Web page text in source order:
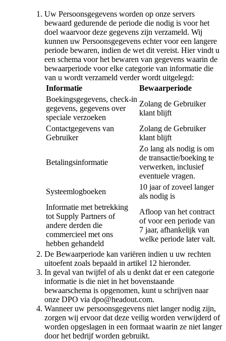
Uw Persoonsgegevens worden op onze servers
bewaard gedurende de periode die nodig is voor het
doel waarvoor deze gegevens zijn verzameld. Wij
kunnen uw Persoonsgegevens echter voor een langere
periode bewaren, indien de wet dit vereist. Hier vindt u
een schema voor het bewaren van gegevens waarin de
bewaarperiode voor elke categorie van informatie die
van u wordt verzameld verder wordt uitgelegd:
Informatie
Bewaarperiode
Boekingsgegevens, check-in
gegevens, gegevens over
speciale verzoeken
Zolang de Gebruiker
klant blijft
Contactgegevens van
Gebruiker
Zolang de Gebruiker
klant blijft
Betalingsinformatie
Zo lang als nodig is om
de transactie/boeking te
verwerken, inclusief
eventuele vragen.
Systeemlogboeken
10 jaar of zoveel langer
als nodig is
Informatie met betrekking
tot Supply Partners of
andere derden die
commercieel met ons
hebben gehandeld
Afloop van het contract
of voor een periode van
7 jaar, afhankelijk van
welke periode later valt.
De Bewaarperiode kan variëren indien u uw rechten
uitoefent zoals bepaald in artikel 12 hieronder.
In geval van twijfel of als u denkt dat er een categorie
informatie is die niet in het bovenstaande
bewaarschema is opgenomen, kunt u schrijven naar
onze DPO via dpo@headout.com.
Wanneer uw persoonsgegevens niet langer nodig zijn,
zorgen wij ervoor dat deze veilig worden verwijderd of
worden opgeslagen in een formaat waarin ze niet langer
door het bedrijf worden gebruikt.